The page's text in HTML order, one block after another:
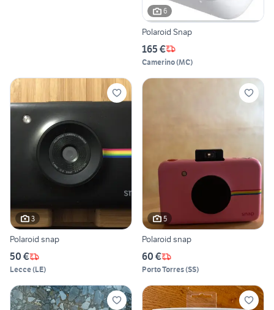
6
Polaroid Snap
165 €
Camerino(MC)
3
Polaroid snap
50 €
Lecce(LE)
5
Polaroid snap
60 €
Porto Torres(SS)